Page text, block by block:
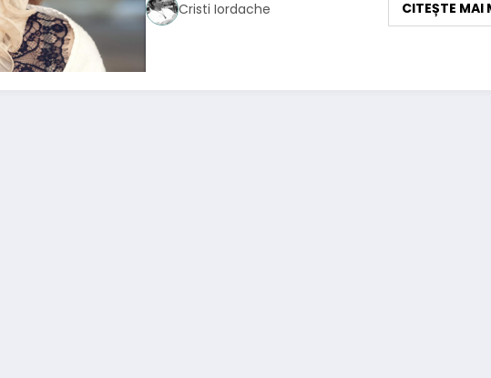
Cristi Iordache CITEȘTE MAI